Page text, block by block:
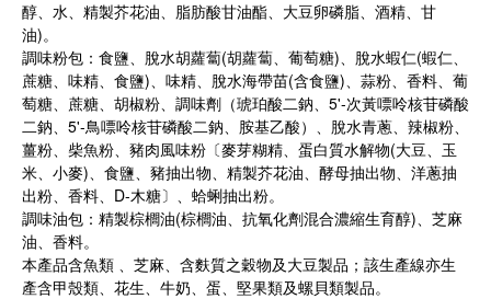
醇、水、精製芥花油、脂肪酸甘油酯、大豆卵磷脂、酒精、甘
油)。
調味粉包：食鹽、脫水胡蘿蔔(胡蘿蔔、葡萄糖)、脫水蝦仁(蝦仁、
蔗糖、味精、食鹽)、味精、脫水海帶苗(含食鹽)、蒜粉、香料、葡
萄糖、蔗糖、胡椒粉、調味劑（琥珀酸二鈉、5'-次黃嘌呤核苷磷酸
二鈉、5'-鳥嘌呤核苷磷酸二鈉、胺基乙酸）、脫水青蔥、辣椒粉、
薑粉、柴魚粉、豬肉風味粉〔麥芽糊精、蛋白質水解物(大豆、玉
米、小麥)、食鹽、豬抽出物、精製芥花油、酵母抽出物、洋蔥抽
出粉、香料、D-木糖〕、蛤蜊抽出粉。
調味油包：精製棕櫚油(棕櫚油、抗氧化劑混合濃縮生育醇)、芝麻
油、香料。
本產品含魚類 、芝麻、含麩質之穀物及大豆製品；該生產線亦生
產含甲殼類、花生、牛奶、蛋、堅果類及螺貝類製品。